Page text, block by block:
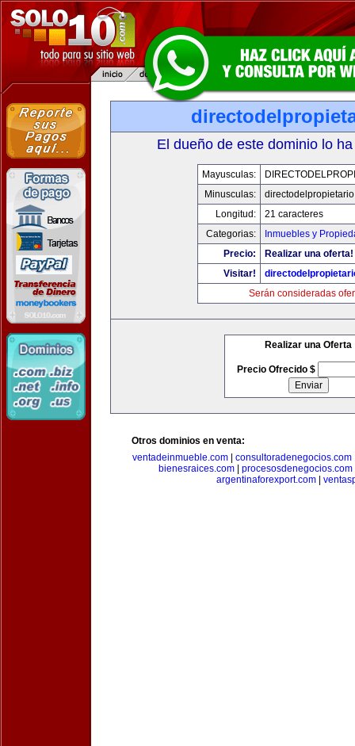
El dueño de este dominio lo
Mayusculas:
Minusculas:
Longitud:
21 caracteres
Categorias:
Inmuebles y
Precio:
Realizar una oferta!
Visitar!
Serán consideradas
Realizar una Oferta
Precio Ofrecido $
Otros dominios en venta:
ventadeinmueble.com| consultoradenegocios.com
bienesraices.com
procesosdenegocios.com
argentinaforexport.com|